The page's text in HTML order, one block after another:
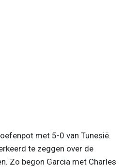
met 5-0 van Tunesië.
te zeggen over de
Zo begon Garcia met Charles